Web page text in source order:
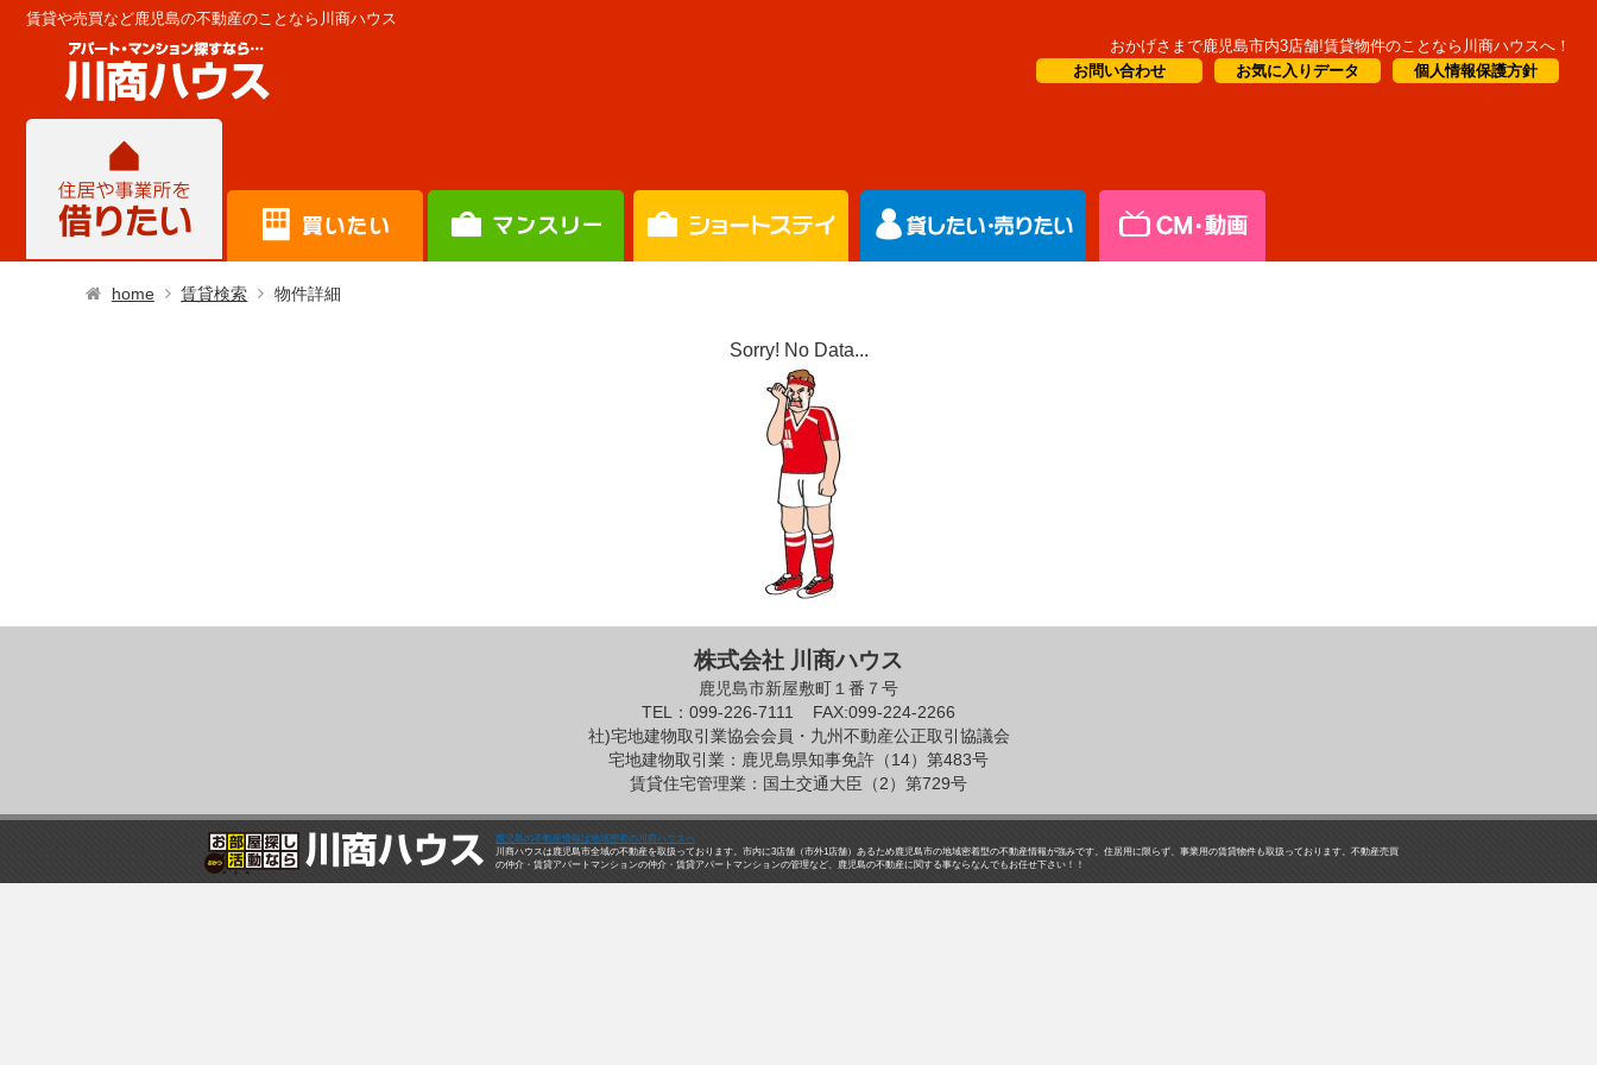
賃貸や売買など鹿児島の不動産のことなら川商ハウス
おかげさまで鹿児島市内3店舗!賃貸物件のことなら川商ハウスへ！
個人情報保護方針
お気に入りデータ
お問い合わせ
home 賃貸検索 物件詳細
Sorry! No Data...
株式会社 川商ハウス
鹿児島市新屋敷町１番７号
TEL：099-226-7111
FAX:099-224-2266
社)宅地建物取引業協会会員・九州不動産公正取引協議会
宅地建物取引業：鹿児島県知事免許（14）第483号
賃貸住宅管理業：国土交通大臣（2）第729号
鹿児島の不動産情報は地域密着の川商ハウスへ
川商ハウスは鹿児島市全域の不動産を取扱っております。市内に3店舗（市外1店舗）あるため鹿児島市の地域密着型の不動産情報が強みです。住居用に限らず、事業用の賃貸物件も取扱っております。不動産売買
の仲介・賃貸アパートマンションの仲介・賃貸アパートマンションの管理など、鹿児島の不動産に関する事ならなんでもお任せ下さい！！